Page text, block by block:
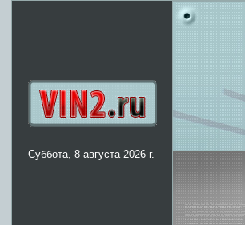
Суббота, 8 августа 2026 г.